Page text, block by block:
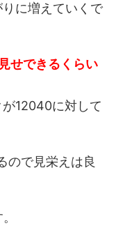
に増えていくで
せできるくらい
12040に対して
ので見栄えは良